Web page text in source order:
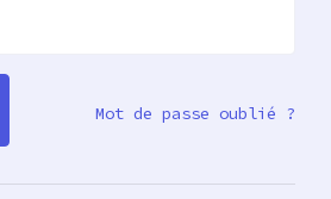
Mot de passe oublié ?